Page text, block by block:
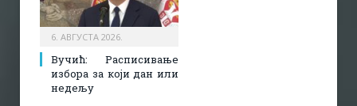
6. АВГУСТА 2026.
Вучић: Расписивање
избора за који дан или
недељу